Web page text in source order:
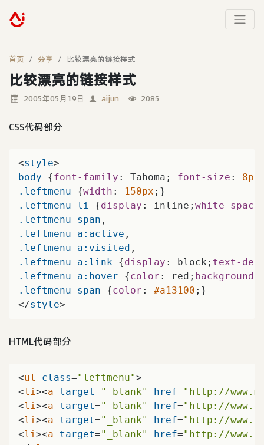
首页 分享 比较漂亮的链接样式
比较漂亮的链接样式
2005年05月19日 aijun 2085
CSS代码部分
<style
body {font-family : Tahoma; font-size : 8pt
.leftmenu {width : 150px
.leftmenu
li {display : inline; white-space
.leftmenu
span
.leftmenu
a :active
.leftmenu
a :visited
.leftmenu
a :link {display : block; text-
.leftmenu
a :hover {color : red;
.leftmenu
span {color : #a13100 ;}
</style>
HTML代码部分
<ul class="leftmenu">
<li><a target="_blank" href="http://
<li><a target="_blank" href="http://
<li><a target="_blank" href="http://
<li><a target="_blank" href="http://